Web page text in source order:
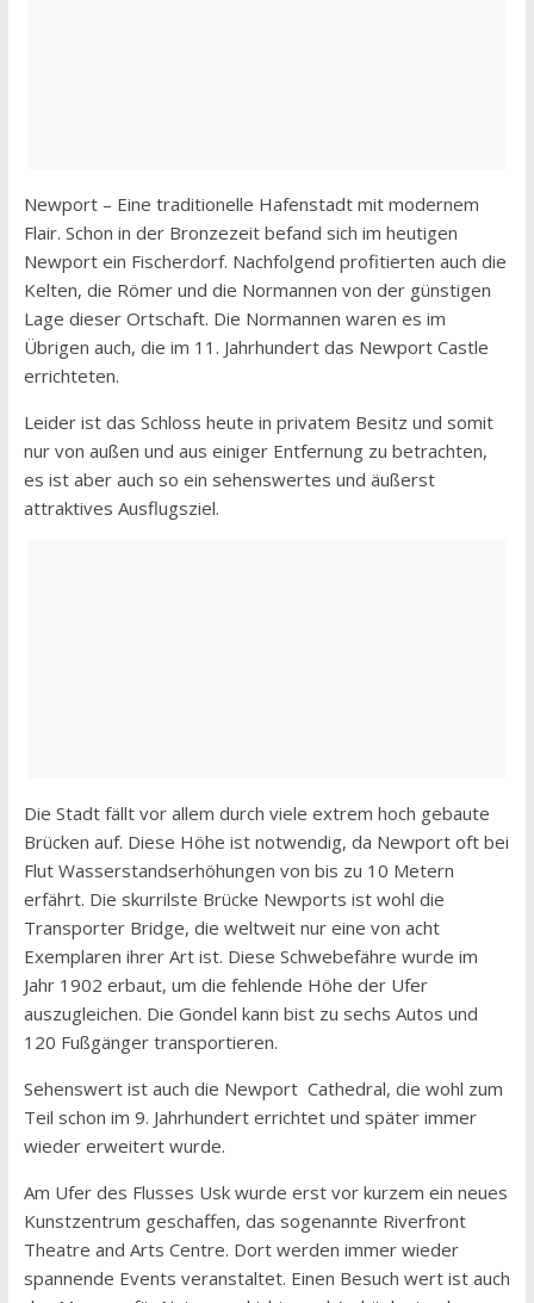
Newport – Eine traditionelle Hafenstadt mit modernem
Flair. Schon in der Bronzezeit befand sich im heutigen
Newport ein Fischerdorf. Nachfolgend profitierten auch die
Kelten, die Römer und die Normannen von der günstigen
Lage dieser Ortschaft. Die Normannen waren es im
Übrigen auch, die im 11. Jahrhundert das Newport Castle
errichteten.
Leider ist das Schloss heute in privatem Besitz und somit
nur von außen und aus einiger Entfernung zu betrachten,
es ist aber auch so ein sehenswertes und äußerst
attraktives Ausflugsziel.
Die Stadt fällt vor allem durch viele extrem hoch gebaute
Brücken auf. Diese Höhe ist notwendig, da Newport oft bei
Flut Wasserstandserhöhungen von bis zu 10 Metern
erfährt. Die skurrilste Brücke Newports ist wohl die
Transporter Bridge, die weltweit nur eine von acht
Exemplaren ihrer Art ist. Diese Schwebefähre wurde im
Jahr 1902 erbaut, um die fehlende Höhe der Ufer
auszugleichen. Die Gondel kann bist zu sechs Autos und
120 Fußgänger transportieren.
Sehenswert ist auch die Newport Cathedral, die wohl zum
Teil schon im 9. Jahrhundert errichtet und später immer
wieder erweitert wurde.
Am Ufer des Flusses Usk wurde erst vor kurzem ein neues
Kunstzentrum geschaffen, das sogenannte Riverfront
Theatre and Arts Centre. Dort werden immer wieder
spannende Events veranstaltet. Einen Besuch wert ist auch